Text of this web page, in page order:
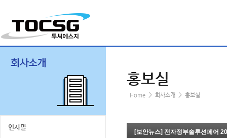
인사말
홍보실
Home > 회사소개 > 홍보실
[보안뉴스] 전자정부솔루션페어